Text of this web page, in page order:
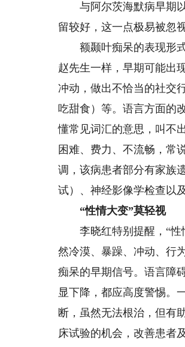
与阿尔茨海默病早期以
留较好，这一点极易被忽
额颞叶痴呆的表现形式
赵先生一样，早期可能出
冲动，做出不恰当的社交
吃甜食）等。语言方面的
懂常见词汇的意思，叫不
困难、费力、不流畅，常
调，该病患者部分有家族
试）、神经影像学检查以
“性情大变”莫轻视
李晓红特别提醒，“性
然冷漠、暴躁、冲动、行
痴呆的早期信号。语言障
显下降，都应高度警惕。
断，虽然无法根治，但有
床试验的机会，改善患者